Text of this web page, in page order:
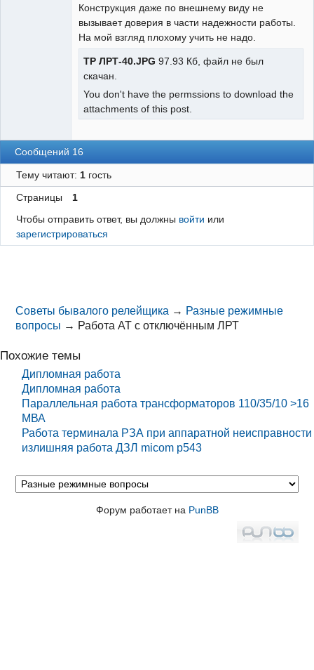
Конструкция даже по внешнему виду не
вызывает доверия в части надежности работы.
На мой взгляд плохому учить не надо.
ТР ЛРТ-40.JPG 97.93 Кб, файл не был
скачан.
You don't have the permssions to download the
attachments of this post.
Сообщений 16
Тему читают: 1гость
Страницы
1
Чтобы отправить ответ, вы должны войти или
зарегистрироваться
Советы бывалого релейщика → Разные режимные
вопросы → Работа АТ с отключённым ЛРТ
Похожие темы
Дипломная работа
Дипломная работа
Параллельная работа трансформаторов 110/35/10 >16
МВА
Работа терминала РЗА при аппаратной неисправности
излишняя работа ДЗЛ micom p543
Форум работает на PunBB